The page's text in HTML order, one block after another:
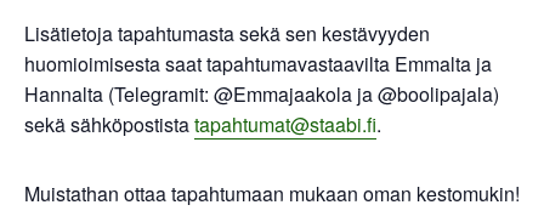
Lisätietoja tapahtumasta sekä sen kestävyyden
huomioimisesta saat tapahtumavastaavilta Emmalta ja
Hannalta (Telegramit: @Emmajaakola ja @boolipajala)
sekä sähköpostistatapahtumat@staabi.fi.
Muistathan ottaa tapahtumaan mukaan oman kestomukin!